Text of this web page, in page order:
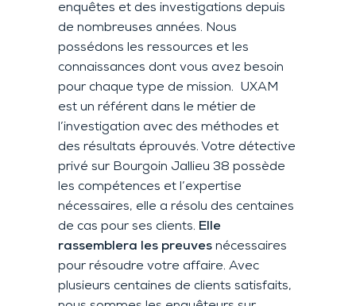
enquêtes et des investigations depuis
de nombreuses années. Nous
possédons les ressources et les
connaissances dont vous avez besoin
pour chaque type de mission. UXAM
est un référent dans le métier de
l’investigation avec des méthodes et
des résultats éprouvés. Votre détective
privé sur Bourgoin Jallieu 38 possède
les compétences et l’expertise
nécessaires, elle a résolu des centaines
de cas pour ses clients. Elle
rassemblera les preuvesnécessaires
pour résoudre votre affaire. Avec
plusieurs centaines de clients satisfaits,